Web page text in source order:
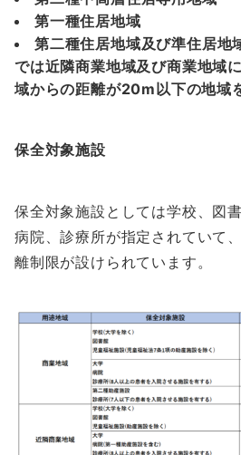
第一種住居地域
第二種住居地域及び準住居
では近隣商業地域及び商業地域
域からの距離が20m以下の地域
保全対象施設
保全対象施設としては学校、図
病院、診療所が指定されていて
離制限が設けられています。